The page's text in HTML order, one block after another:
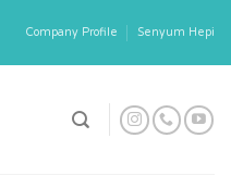
Company Profile Senyum Hepi